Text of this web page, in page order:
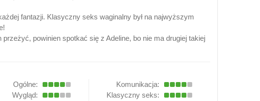
fantazji. Klasyczny seks waginalny był na najwyższym
powinien spotkać się z Adeline, bo nie ma drugiej takiej
Ogólne:
Wygląd:
Komunikacja:
Klasyczny seks: